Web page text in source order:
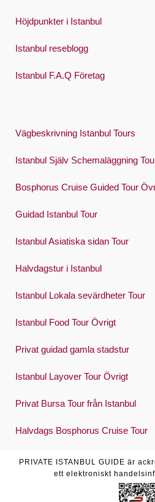
Höjdpunkter i Istanbul
Istanbul reseblogg
Istanbul F.A.Q Företag
Vägbeskrivning Istanbul Tours
Istanbul Själv Schemaläggning
Bosphorus Cruise Guided Tour
Guidad Istanbul Tour
Istanbul Asiatiska sidan Tour
Halvdagstur i Istanbul
Istanbul Lokala sevärdheter Tour
Istanbul Food Tour Övrigt
Privat guidad gamla stadstur
Istanbul Layover Tour Övrigt
Privat Bursa Tour från Istanbul
Halvdags Bosphorus Cruise Tour
PRIVATE ISTANBUL GUIDE är
ett elektroniskt